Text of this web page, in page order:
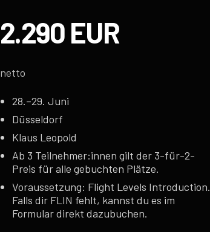
2.290 EUR
netto
28.–29. Juni
Düsseldorf
Klaus Leopold
Ab 3 Teilnehmer:innen gilt der 3-für-2-
Preis für alle gebuchten Plätze.
Voraussetzung: Flight Levels Introduction.
Falls dir FLIN fehlt, kannst du es im
Formular direkt dazubuchen.